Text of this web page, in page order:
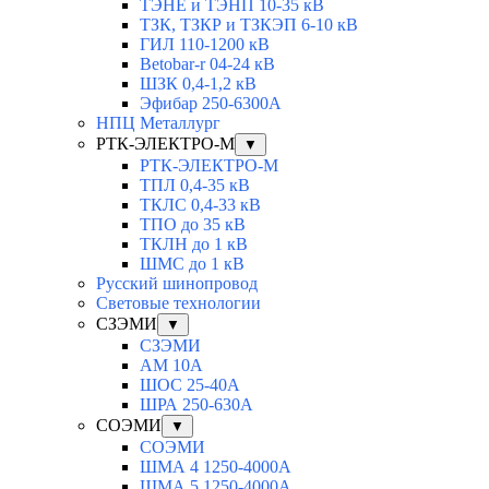
ТЭНЕ и ТЭНП 10-35 кВ
ТЗК, ТЗКР и ТЗКЭП 6-10 кВ
ГИЛ 110-1200 кВ
Betobar-r 04-24 кВ
ШЗК 0,4-1,2 кВ
Эфибар 250-6300А
НПЦ Металлург
РТК-ЭЛЕКТРО-М
▼
РТК-ЭЛЕКТРО-М
ТПЛ 0,4-35 кВ
ТКЛC 0,4-33 кВ
ТПО до 35 кВ
ТКЛН до 1 кВ
ШМС до 1 кВ
Русский шинопровод
Световые технологии
СЗЭМИ
▼
СЗЭМИ
АМ 10А
ШОС 25-40А
ШРА 250-630А
СОЭМИ
▼
СОЭМИ
ШМА 4 1250-4000А